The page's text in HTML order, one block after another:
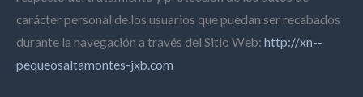
carácter personal de los usuarios que puedan ser recabados
durante la navegación a través del Sitio Web: http://xn--
pequeosaltamontes-jxb.com